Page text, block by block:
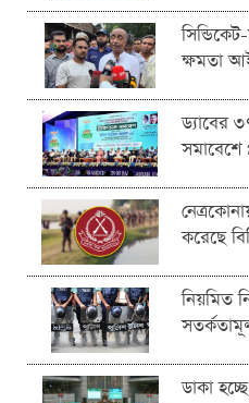
ক্ষমতা
ড্যাবের
সমাবেশে
করেছে
নিয়মিত
ডাকা